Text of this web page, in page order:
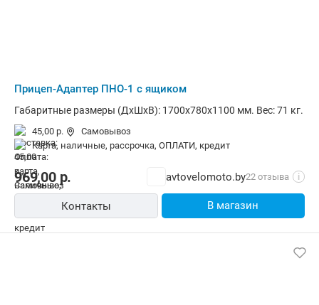
Прицеп-Адаптер ПНО-1 с ящиком
Габаритные размеры (ДхШxВ): 1700x780x1100 мм. Вес: 71 кг.
45,00 р.
Самовывоз
карта, наличные, рассрочка, ОПЛАТИ, кредит
969,00р. avtovelomoto.by22 отзыва i
Контакты В магазин